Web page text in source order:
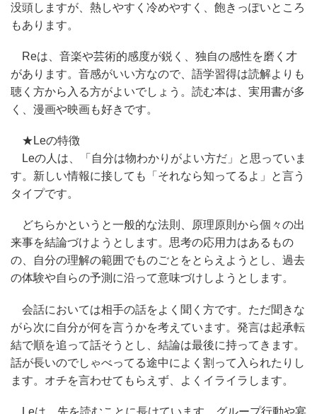
没頭しますが、熱しやすく冷めやすく、飽きっぽいところ
もあります。
Reは、音楽や芸術的感度が鋭く、独自の感性を磨く才
があります。音感がいい方なので、語学習得は読解よりも
聴く方から入る方がよいでしょう。読む本は、実用書が多
く、漫画や映画も好きです。
★Leの特徴
Leの人は、「自分は物わかりがよい方だ」と思っていま
す。新しい情報に接しても「それなら知ってるよ」と言う
タイプです。
どちらかというと一般的な法則、原理原則から個々の出
来事を結論づけようとします。思考の応用力はあるもの
の、自分の理解の範囲でものごとをとらえようとし、過去
の体験や自らの予測に沿って意味づけしようとします。
会話においては相手の話をよく聞く方です。ただ聞きな
がら次に自分が何を言うかを考えています。発言は起承転
結で順を追って話そうとし、結論は最後に持ってきます。
話が長いのでしゃべってる途中によく割って入られたりし
ます。オチを言わせてもらえず、よくイライラします。
Leは、先を読むことに長けています。グループ行動や宴